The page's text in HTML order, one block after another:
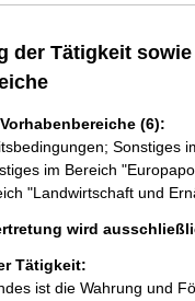
der Tätigkeit
(6):
Sonstiges
im Bereich
"Landwirtschaft und
wird
Tätigkeit:
ist die Wahrung und